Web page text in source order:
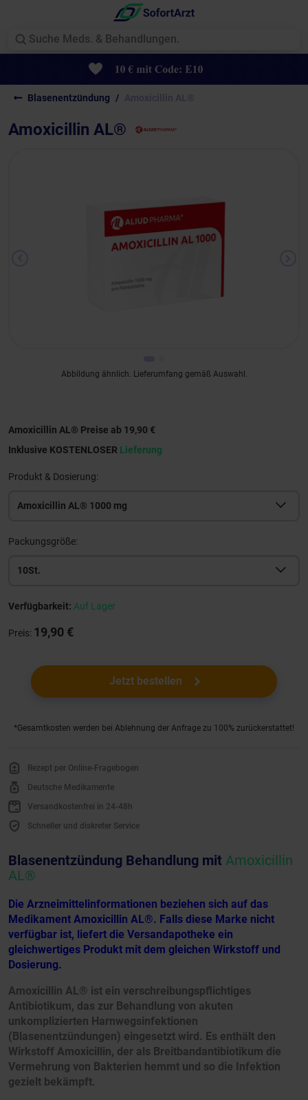
Blasenentzündung
Amoxicillin AL®
Abbildung ähnlich. Lieferumfang gemäß Auswahl.
Amoxicillin AL® Preise ab 19,90 €
Inklusive KOSTENLOSER Lieferung
Produkt & Dosierung:
Amoxicillin AL® 1000 mg
Packungsgröße:
10St.
Verfügbarkeit: Auf Lager
Preis: 19,90 €
Jetzt bestellen
*Gesamtkosten werden bei Ablehnung der Anfrage zu 100% zurückerstattet!
Rezept per Online-Fragebogen
Deutsche Medikamente
Versandkostenfrei in 24-48h
Schneller und diskreter Service
Blasenentzündung Behandlung mit Amoxicillin
AL®
Die Arzneimittelinformationen beziehen sich auf das
Medikament Amoxicillin AL®. Falls diese Marke nicht
verfügbar ist, liefert die Versandapotheke ein
gleichwertiges Produkt mit dem gleichen Wirkstoff und
Dosierung.
Amoxicillin AL® ist ein verschreibungspflichtiges
Antibiotikum, das zur Behandlung von akuten
unkomplizierten Harnwegsinfektionen
(Blasenentzündungen) eingesetzt wird. Es enthält den
Wirkstoff Amoxicillin, der als Breitbandantibiotikum die
Vermehrung von Bakterien hemmt und so die Infektion
gezielt bekämpft.